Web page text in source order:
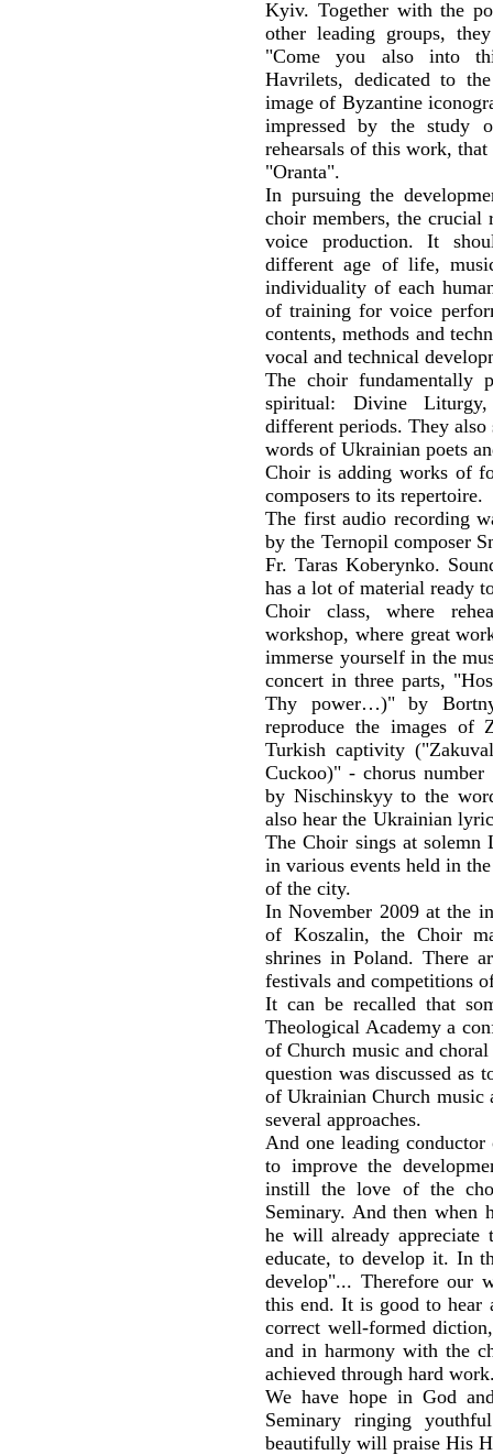
Kyiv. Together with the
other leading groups,
"Come you also into
Havrilets, dedicated to
image of Byzantine
impressed by the study
rehearsals of this work,
"Oranta".
In pursuing the
choir members, the
voice production. It
different age of life,
individuality of each
of training for voice
contents, methods and
vocal and technical
The choir fundamentally
spiritual: Divine
different periods. They
words of Ukrainian poets
Choir is adding works of
composers to its repertoire.
The first audio recording
by the Ternopil composer
Fr. Taras Koberynko.
has a lot of material ready
Choir class, where
workshop, where great
immerse yourself in the
concert in three parts,
Thy power…)" by
reproduce the images of
Turkish captivity
Cuckoo)" - chorus
by Nischinskyy to the
also hear the Ukrainian
The Choir sings at solemn
in various events held in
of the city.
In November 2009 at the
of Koszalin, the Choir
shrines in Poland. There
festivals and competitions
It can be recalled that
Theological Academy a
of Church music and
question was discussed as
of Ukrainian Church music
several approaches.
And one leading
to improve the
instill the love of the
Seminary. And then when
he will already
educate, to develop it. In
develop"... Therefore our
this end. It is good to
correct well-formed
and in harmony with the
achieved through hard
We have hope in God
Seminary ringing
beautifully will praise His